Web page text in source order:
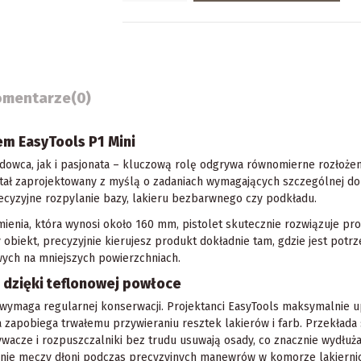
(0)
EasyTools P1 Mini
jak i pasjonata – kluczową rolę odgrywa równomierne
zaprojektowany z myślą o zadaniach wymagających szczególnej
rozpylanie bazy, lakieru bezbarwnego czy podkładu.
która wynosi około 160 mm, pistolet skutecznie rozwiązuje
precyzyjnie kierujesz produkt dokładnie tam, gdzie jest
na mniejszych powierzchniach.
teflonowej powłoce
regularnej konserwacji. Projektanci EasyTools
trwałemu przywieraniu resztek lakierów i farb.
i rozpuszczalniki bez trudu usuwają osady, co znacznie
męczy dłoni podczas precyzyjnych manewrów w komorze